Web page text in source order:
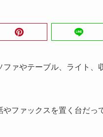
ァやテーブル、ライト、
ファックスを置く台だっ